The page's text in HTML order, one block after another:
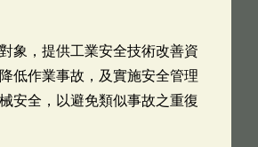
象，提供工業安全技術改善資
低作業事故，及實施安全管理
安全，以避免類似事故之重復